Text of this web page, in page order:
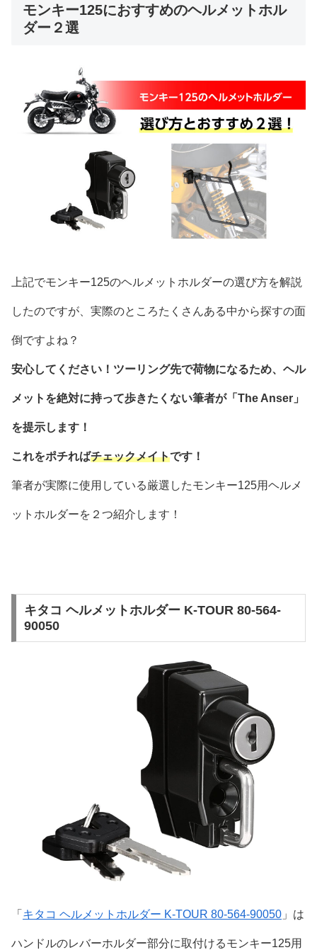
モンキー125におすすめのヘルメットホル
ダー２選
上記でモンキー125のヘルメットホルダーの選び方を解説
したのですが、実際のところたくさんある中から探すの面
倒ですよね？
安心してください！ツーリング先で荷物になるため、ヘル
メットを絶対に持って歩きたくない筆者が「The Anser」
を提示します！
これをポチればチェックメイトです！
筆者が実際に使用している厳選したモンキー125用ヘルメ
ットホルダーを２つ紹介します！
キタコ ヘルメットホルダー K-TOUR 80-564-
90050
「 キタコ ヘルメットホルダー K-TOUR 80-564-90050 」は
ハンドルのレバーホルダー部分に取付けるモンキー125用